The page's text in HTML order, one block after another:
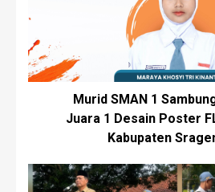
Murid SMAN 1
Juara 1 Desain Poster
Kabupaten